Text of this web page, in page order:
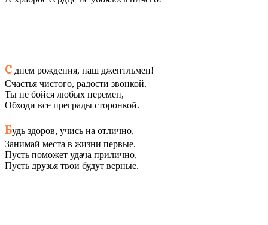
С днем рождения, наш джентльмен!
Счастья чистого, радости звонкой.
Ты не бойся любых перемен,
Обходи все преграды сторонкой.
Будь здоров, учись на отлично,
Занимай места в жизни первые.
Пусть поможет удача прилично,
Пусть друзья твои будут верные.